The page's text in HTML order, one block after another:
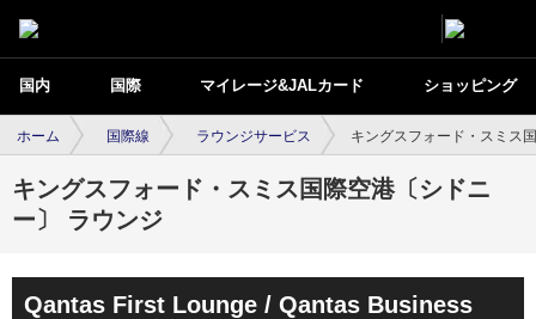
国内 国際 マイレージ&JALカード ショッピング
ホーム 国際線 ラウンジサービス キングスフォード・スミス
キングスフォード・スミス国際空港〔シドニ
ー〕 ラウンジ
Qantas First Lounge / Qantas Business